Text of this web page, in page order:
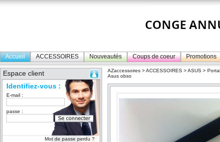
Accueil ACCESSOIRES Nouveautés Coups de coeur Promotions
Espace client
Identifiez-vous :
E-mail :
passe :
Mot de passe perdu ?
AZaccessoires >ACCESSOIRES >ASUS >
Asus obso